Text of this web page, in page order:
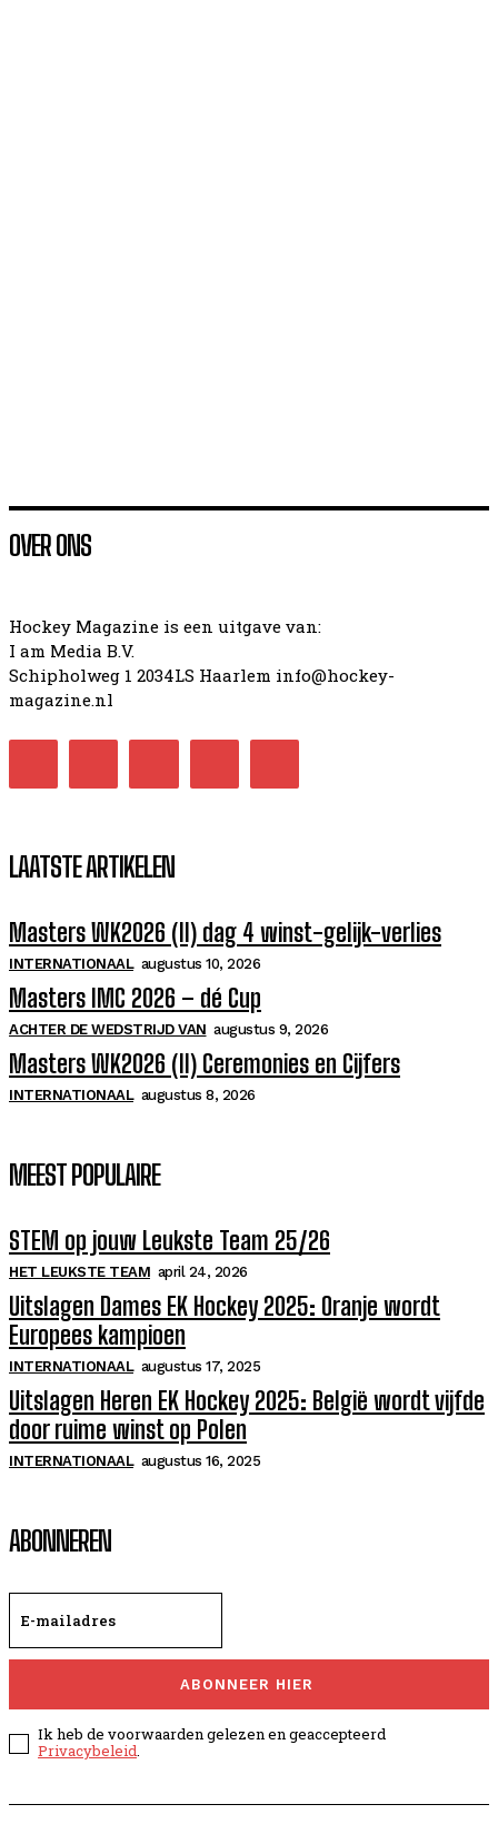
OVER ONS
Hockey Magazine is een uitgave van:
I am Media B.V.
Schipholweg 1 2034LS Haarlem info@hockey-
magazine.nl
LAATSTE ARTIKELEN
Masters WK2026 (II) dag 4 winst-gelijk-verlies
INTERNATIONAAL augustus 10, 2026
Masters IMC 2026 – dé Cup
ACHTER DE WEDSTRIJD VAN augustus 9, 2026
Masters WK2026 (II) Ceremonies en Cijfers
INTERNATIONAAL augustus 8, 2026
MEEST POPULAIRE
STEM op jouw Leukste Team 25/26
HET LEUKSTE TEAM april 24, 2026
Uitslagen Dames EK Hockey 2025: Oranje wordt
Europees kampioen
INTERNATIONAAL augustus 17, 2025
Uitslagen Heren EK Hockey 2025: België wordt vijfde
door ruime winst op Polen
INTERNATIONAAL augustus 16, 2025
ABONNEREN
ABONNEER HIER
Ik heb de voorwaarden gelezen en geaccepteerd
Privacybeleid.